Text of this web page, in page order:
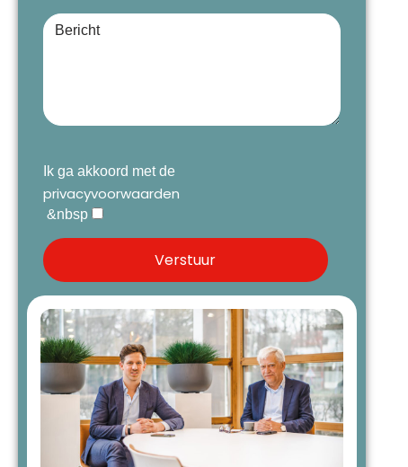
Ik ga akkoord met de
privacyvoorwaarden
&nbsp